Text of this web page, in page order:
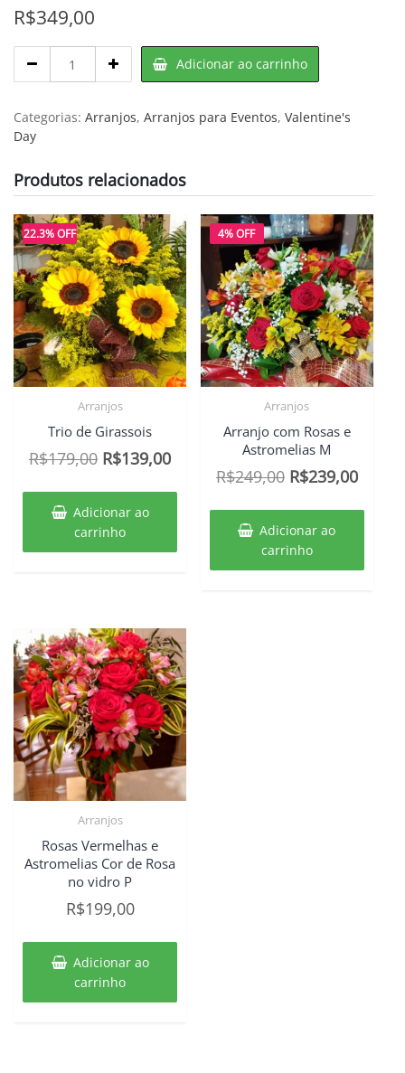
R$349,00
sortido
lírios
quantity
Adicionar ao carrinho
Categorias: Arranjos, Arranjos para Eventos, Valentine's
Day
Produtos relacionados
22.3% OFF
Arranjos
Trio de Girassois
R$179,00 O
original
era:
R$179,00.
R$139,00O
R$139,00.
Adicionar ao
carrinho
4% OFF
Arranjos
Arranjo com Rosas e
Astromelias M
R$249,00 O
original
era:
R$249,00.
R$239,00O
Adicionar ao
carrinho
Arranjos
Rosas Vermelhas e
Astromelias Cor de Rosa
no vidro P
R$199,00
Adicionar ao
carrinho